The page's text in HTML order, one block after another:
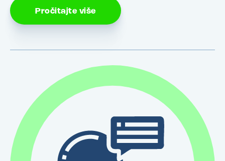
Pročitajte više